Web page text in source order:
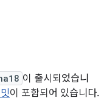
이 출시되었습니
이 포함되어 있습니다.